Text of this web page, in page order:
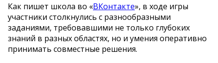
Как пишет школа во «ВКонтакте», в ходе игры
участники столкнулись с разнообразными
заданиями, требовавшими не только глубоких
знаний в разных областях, но и умения оперативно
принимать совместные решения.